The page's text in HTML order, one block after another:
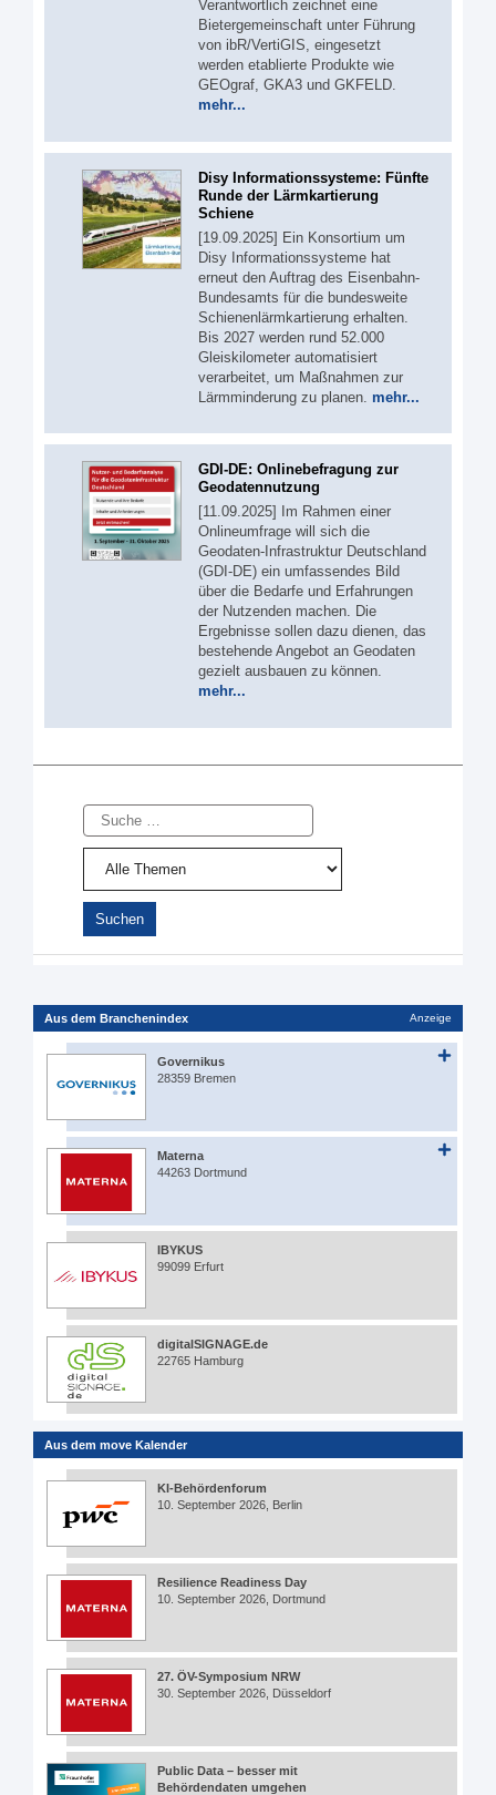
Verantwortlich zeichnet eine
Bietergemeinschaft unter Führung
von ibR/VertiGIS, eingesetzt
werden etablierte Produkte wie
GEOgraf, GKA3 und GKFELD.
mehr...
Disy Informationssysteme: Fünfte
Runde der Lärmkartierung
Schiene
[19.09.2025] Ein Konsortium um
Disy Informationssysteme hat
erneut den Auftrag des Eisenbahn-
Bundesamts für die bundesweite
Schienenlärmkartierung erhalten.
Bis 2027 werden rund 52.000
Gleiskilometer automatisiert
verarbeitet, um Maßnahmen zur
Lärmminderung zu planen. mehr...
GDI-DE: Onlinebefragung zur
Geodatennutzung
[11.09.2025] Im Rahmen einer
Onlineumfrage will sich die
Geodaten-Infrastruktur Deutschland
(GDI-DE) ein umfassendes Bild
über die Bedarfe und Erfahrungen
der Nutzenden machen. Die
Ergebnisse sollen dazu dienen, das
bestehende Angebot an Geodaten
gezielt ausbauen zu können.
mehr...
Suche
Aus dem Branchenindex Anzeige
Governikus
28359 Bremen
Materna
44263 Dortmund
IBYKUS
99099 Erfurt
digitalSIGNAGE.de
22765 Hamburg
Aus dem move Kalender
KI-Behördenforum
10. September 2026, Berlin
Resilience Readiness Day
10. September 2026, Dortmund
27. ÖV-Symposium NRW
30. September 2026, Düsseldorf
Public Data – besser mit
Behördendaten umgehen